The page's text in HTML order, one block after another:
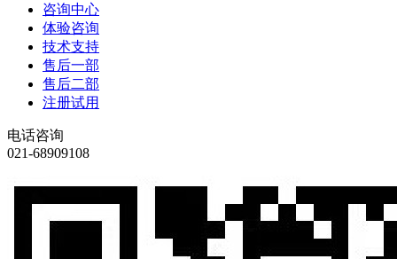
咨询中心
体验咨询
技术支持
售后一部
售后二部
注册试用
电话咨询
021-68909108